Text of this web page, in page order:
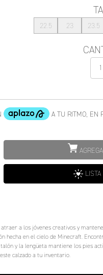
22.5 23 23.5
a los jóvenes creativos y
en el cielo de Minecraft.
y la lengüeta mantiene los pies
calzado a tu inventario.